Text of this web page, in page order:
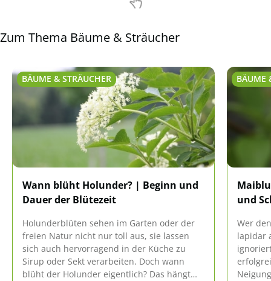
Zum Thema Bäume & Sträucher
BÄUME & STRÄUCHER
Wann blüht Holunder? | Beginn und
Dauer der Blütezeit
Holunderblüten sehen im Garten oder der
freien Natur nicht nur toll aus, sie lassen
sich auch hervorragend in der Küche zu
Sirup oder Sekt verarbeiten. Doch wann
blüht der Holunder eigentlich? Das hängt
BÄUME
und
Wer
lapidar